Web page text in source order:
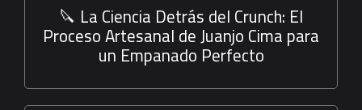
🔪 La Ciencia Detrás del Crunch: El
Proceso Artesanal de Juanjo Cima para
un Empanado Perfecto